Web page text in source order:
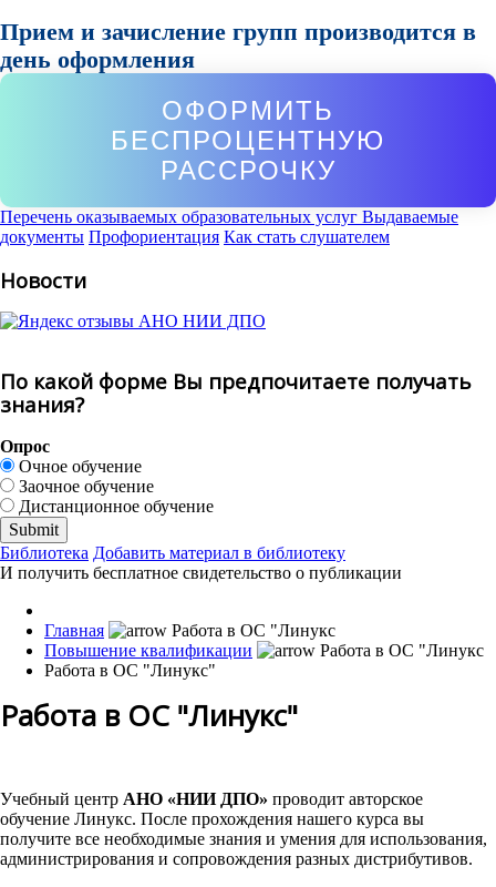
Прием и зачисление групп производится в
день оформления
ОФОРМИТЬ
БЕСПРОЦЕНТНУЮ
РАССРОЧКУ
Перечень оказываемых образовательных услуг Выдаваемые
документы Профориентация Как стать слушателем
Новости
По какой форме Вы предпочитаете получать
знания?
Опрос
Очное обучение
Заочное обучение
Дистанционное обучение
Библиотека Добавить материал в библиотеку
И получить бесплатное свидетельство о публикации
Главная
Повышение квалификации
Работа в ОС "Линукс"
Работа в ОС "Линукс"
Учебный центр АНО «НИИ ДПО» проводит авторское
обучение Линукс. После прохождения нашего курса вы
получите все необходимые знания и умения для использования,
администрирования и сопровождения разных дистрибутивов.